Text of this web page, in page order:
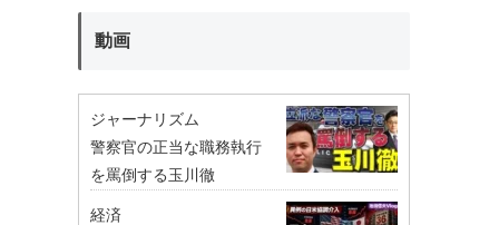
動画
ジャーナリズム
警察官の正当な職務執行
を罵倒する玉川徹
経済